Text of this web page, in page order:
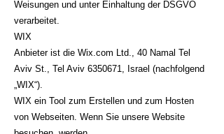
Weisungen und unter Einhaltung der DSGVO
verarbeitet.
WIX
Anbieter ist die Wix.com Ltd., 40 Namal Tel
Aviv St., Tel Aviv 6350671
, Israel (nachfolgend
„WIX“).
WIX ein Tool zum Erstellen und zum Hosten
von Webseiten. Wenn Sie unsere Website